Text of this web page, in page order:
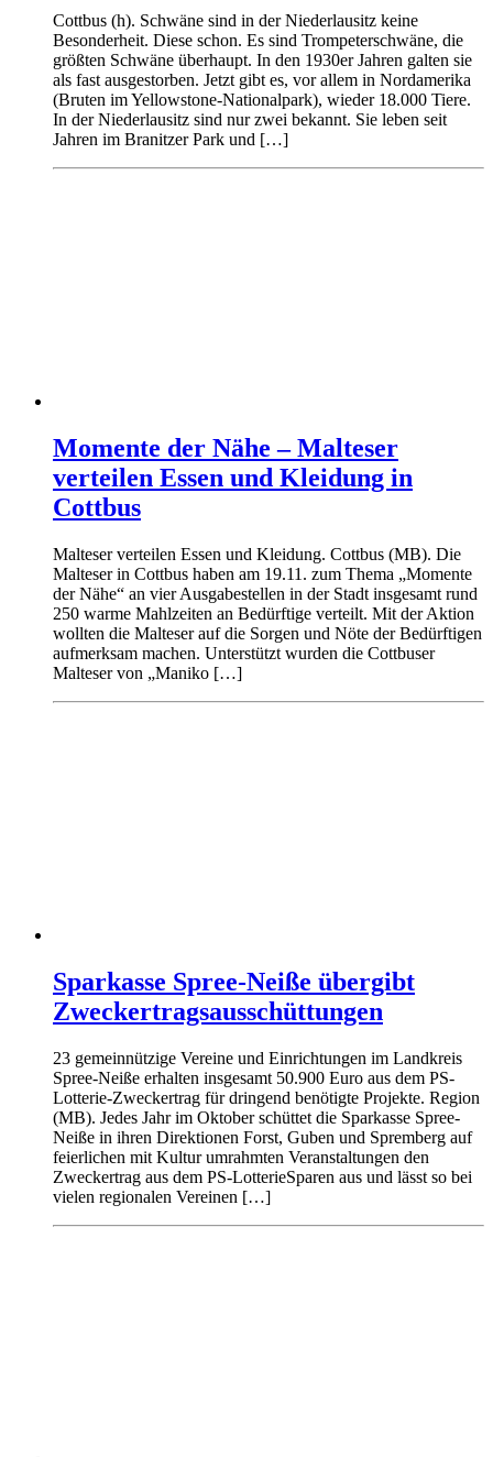
Cottbus (h). Schwäne sind in der Niederlausitz keine
Besonderheit. Diese schon. Es sind Trompeterschwäne, die
größten Schwäne überhaupt. In den 1930er Jahren galten sie
als fast ausgestorben. Jetzt gibt es, vor allem in Nordamerika
(Bruten im Yellowstone-Nationalpark), wieder 18.000 Tiere.
In der Niederlausitz sind nur zwei bekannt. Sie leben seit
Jahren im Branitzer Park und […]
Momente der Nähe – Malteser
verteilen Essen und Kleidung in
Cottbus
Malteser verteilen Essen und Kleidung. Cottbus (MB). Die
Malteser in Cottbus haben am 19.11. zum Thema „Momente
der Nähe“ an vier Ausgabestellen in der Stadt insgesamt rund
250 warme Mahlzeiten an Bedürftige verteilt. Mit der Aktion
wollten die Malteser auf die Sorgen und Nöte der Bedürftigen
aufmerksam machen. Unterstützt wurden die Cottbuser
Malteser von „Maniko […]
Sparkasse Spree-Neiße übergibt
Zweckertragsausschüttungen
23 gemeinnützige Vereine und Einrichtungen im Landkreis
Spree-Neiße erhalten insgesamt 50.900 Euro aus dem PS-
Lotterie-Zweckertrag für dringend benötigte Projekte. Region
(MB). Jedes Jahr im Oktober schüttet die Sparkasse Spree-
Neiße in ihren Direktionen Forst, Guben und Spremberg auf
feierlichen mit Kultur umrahmten Veranstaltungen den
Zweckertrag aus dem PS-LotterieSparen aus und lässt so bei
vielen regionalen Vereinen […]